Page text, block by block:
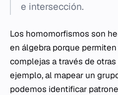
e intersección.
Los homomorfismos son
en álgebra porque
complejas a través de
ejemplo, al mapear un
podemos identificar